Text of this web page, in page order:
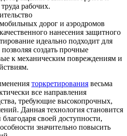
рабочих.
дорог и аэродромов
нанесения защитного
идеально подходит для
создать прочные
к механическим повреждениям и
торкретирования весьма
все направления
требующие высокопрочных,
Данная технология становится
своей доступности,
значительно повысить